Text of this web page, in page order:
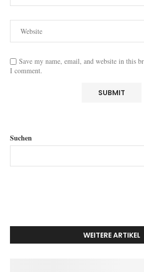
Save my name, email, and website in this
I comment.
Suchen
WEITERE ARTIKEL